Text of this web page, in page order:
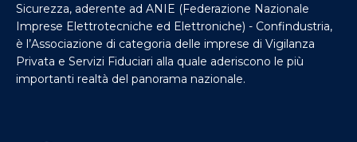
Sicurezza, aderente ad ANIE (Federazione Nazionale
Imprese Elettrotecniche ed Elettroniche) - Confindustria,
è l’Associazione di categoria delle imprese di Vigilanza
Privata e Servizi Fiduciari alla quale aderiscono le più
importanti realtà del panorama nazionale.